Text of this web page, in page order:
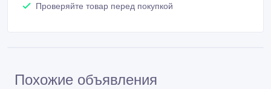
Проверяйте товар перед покупкой
Похожие объявления